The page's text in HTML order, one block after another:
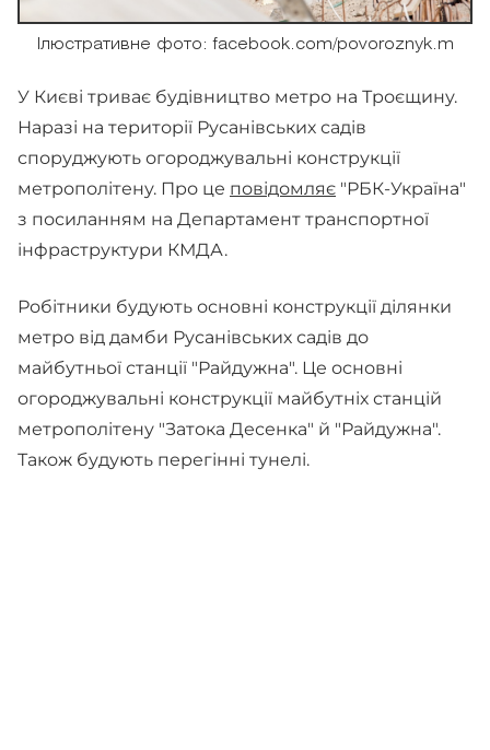
Ілюстративне фото: facebook.com/povoroznyk.m
У Києві триває будівництво метро на Троєщину.
Наразі на території Русанівських садів
споруджують огороджувальні конструкції
метрополітену. Про це повідомляє "РБК-Україна"
з посиланням на Департамент транспортної
інфраструктури КМДА.
Робітники будують основні конструкції ділянки
метро від дамби Русанівських садів до
майбутньої станції "Райдужна". Це основні
огороджувальні конструкції майбутніх станцій
метрополітену "Затока Десенка" й "Райдужна".
Також будують перегінні тунелі.